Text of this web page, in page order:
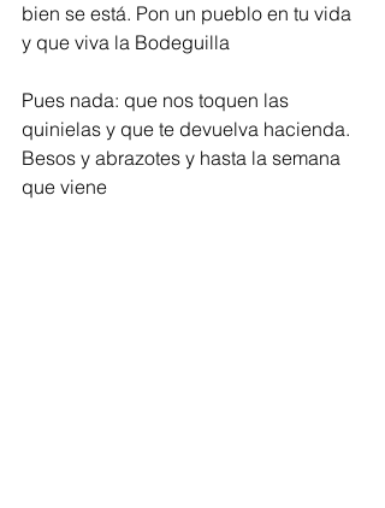
bien se está. Pon un pueblo en tu vida
y que viva la Bodeguilla
Pues nada: que nos toquen las
quinielas y que te devuelva hacienda.
Besos y abrazotes y hasta la semana
que viene